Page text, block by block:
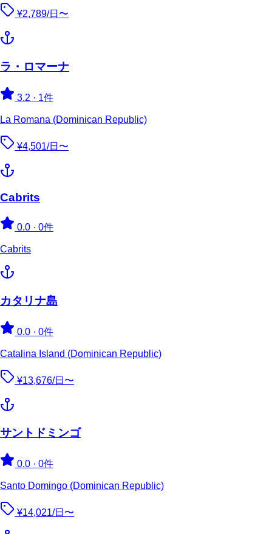
¥2,789/日〜
ラ・ロマーナ
3.2 · 1件
La Romana (Dominican Republic)
¥4,501/日〜
Cabrits
0.0 · 0件
Cabrits
カタリナ島
0.0 · 0件
Catalina Island (Dominican Republic)
¥13,676/日〜
サントドミンゴ
0.0 · 0件
Santo Domingo (Dominican Republic)
¥14,021/日〜